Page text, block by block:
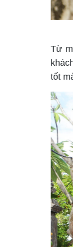
Từ
tốt